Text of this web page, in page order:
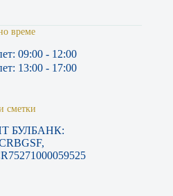
време
09:00 - 12:00
13:00 - 17:00
сметки
БУЛБАНК: